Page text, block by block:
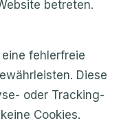
betreten.
fehlerfreie
Diese
oder Tracking-
Cookies.